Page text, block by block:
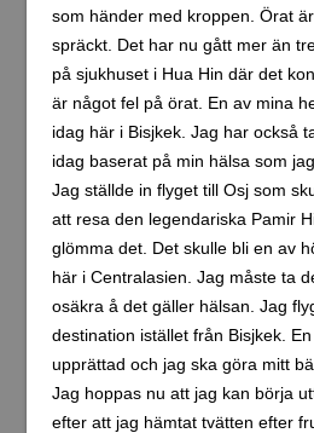
som händer med kroppen. Örat
spräckt. Det har nu gått mer än
på sjukhuset i Hua Hin där det
är något fel på örat. En av mina
idag här i Bisjkek. Jag har också
idag baserat på min hälsa som
Jag ställde in flyget till Osj som
att resa den legendariska Pamir
glömma det. Det skulle bli en av
här i Centralasien. Jag måste ta
osäkra å det gäller hälsan. Jag
destination istället från Bisjkek.
upprättad och jag ska göra mitt
Jag hoppas nu att jag kan börja
efter att jag hämtat tvätten efter